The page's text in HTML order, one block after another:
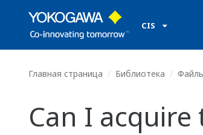
CIS
Главная страница Библиотека
Can I